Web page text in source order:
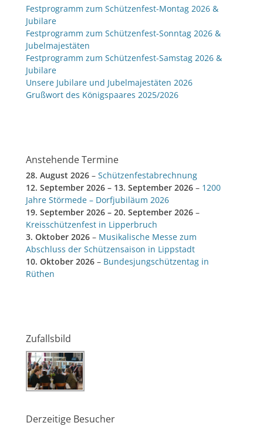
Festprogramm zum Schützenfest-Montag 2026 &
Jubilare
Festprogramm zum Schützenfest-Sonntag 2026 &
Jubelmajestäten
Festprogramm zum Schützenfest-Samstag 2026 &
Jubilare
Unsere Jubilare und Jubelmajestäten 2026
Grußwort des Königspaares 2025/2026
Anstehende Termine
28. August 2026 – Schützenfestabrechnung
12. September 2026 – 13. September 2026 – 1200
Jahre Störmede – Dorfjubiläum 2026
19. September 2026 – 20. September 2026 –
Kreisschützenfest in Lipperbruch
3. Oktober 2026 – Musikalische Messe zum
Abschluss der Schützensaison in Lippstadt
10. Oktober 2026 – Bundesjungschützentag in
Rüthen
Zufallsbild
Derzeitige Besucher